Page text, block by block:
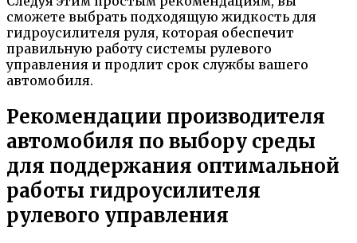
сможете выбрать подходящую жидкость для
гидроусилителя руля, которая обеспечит
правильную работу системы рулевого
управления и продлит срок службы вашего
автомобиля.
Рекомендации производителя
автомобиля по выбору среды
для поддержания оптимальной
работы гидроусилителя
рулевого управления